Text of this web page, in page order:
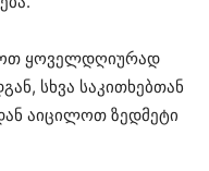
ყოველდღიურად
სხვა საკითხებთან
აიცილოთ ზედმეტი